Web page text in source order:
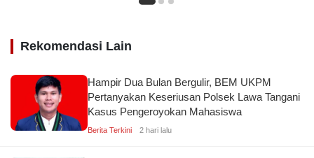
Rekomendasi Lain
Hampir Dua Bulan Bergulir, BEM UKPM
Pertanyakan Keseriusan Polsek Lawa Tangani
Kasus Pengeroyokan Mahasiswa
Berita Terkini 2 hari lalu